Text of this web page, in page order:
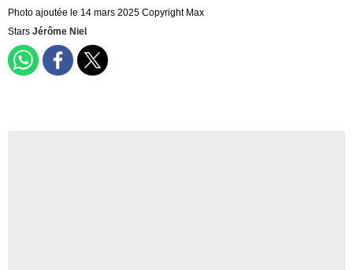
Photo ajoutée le 14 mars 2025 Copyright Max
Stars Jérôme Niel